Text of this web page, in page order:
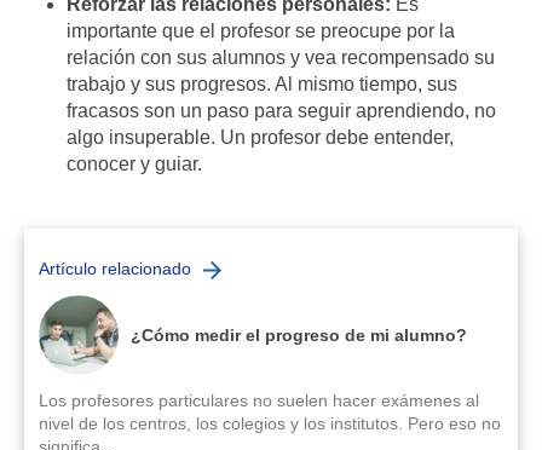
Reforzar las relaciones personales: Es
importante que el profesor se preocupe por la
relación con sus alumnos y vea recompensado su
trabajo y sus progresos. Al mismo tiempo, sus
fracasos son un paso para seguir aprendiendo, no
algo insuperable. Un profesor debe entender,
conocer y guiar.
Artículo relacionado
¿Cómo medir el progreso de mi alumno?
Los profesores particulares no suelen hacer exámenes al
nivel de los centros, los colegios y los institutos. Pero eso no